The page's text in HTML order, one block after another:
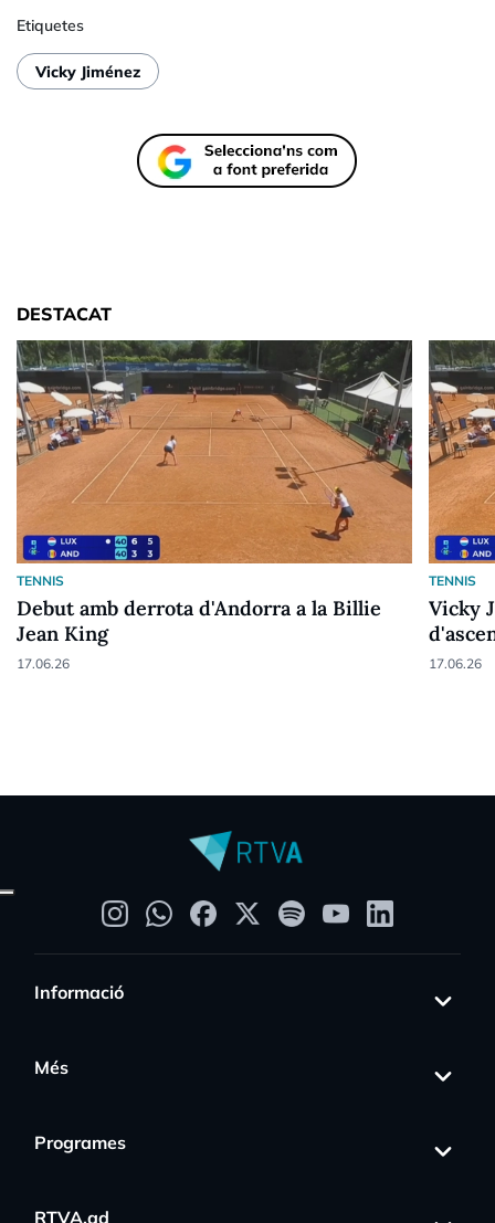
Etiquetes
Vicky Jiménez
DESTACAT
TENNIS
Debut amb derrota d'Andorra a la Billie
Jean King
17.06.26
TENNIS
Vicky
17.06.26
Informació
Més
Programes
RTVA.ad